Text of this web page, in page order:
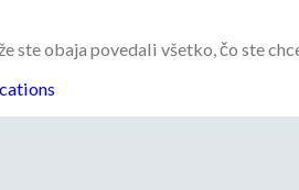
ste obaja povedali všetko, čo ste